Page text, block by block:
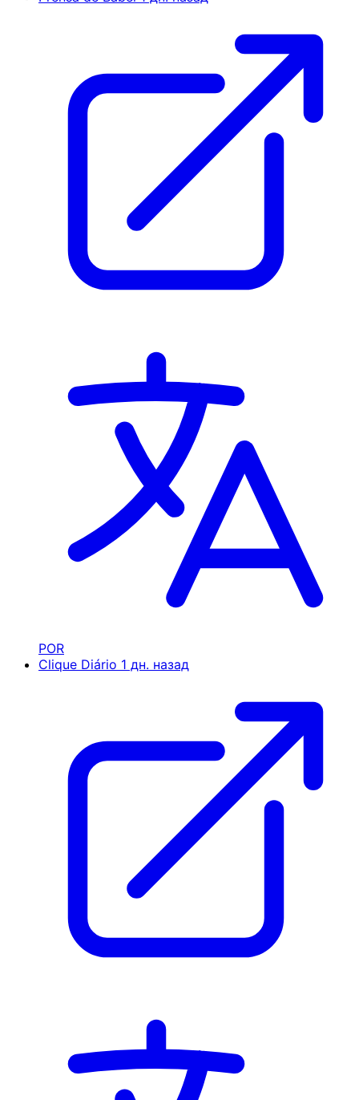
POR
Clique Diário 1 дн. назад